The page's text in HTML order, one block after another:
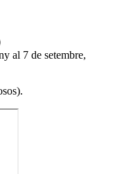
al 7 de setembre,